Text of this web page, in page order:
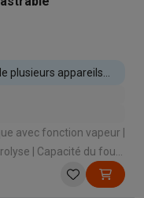
plusieurs appareils
avec fonction vapeur |
du four:
cuisson: